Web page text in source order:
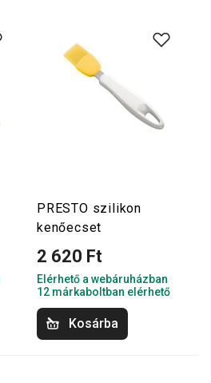
PRESTO szilikon
kenőecset
2 620 Ft
Elérhető a webáruházban
12 márkaboltban elérhető
Kosárba